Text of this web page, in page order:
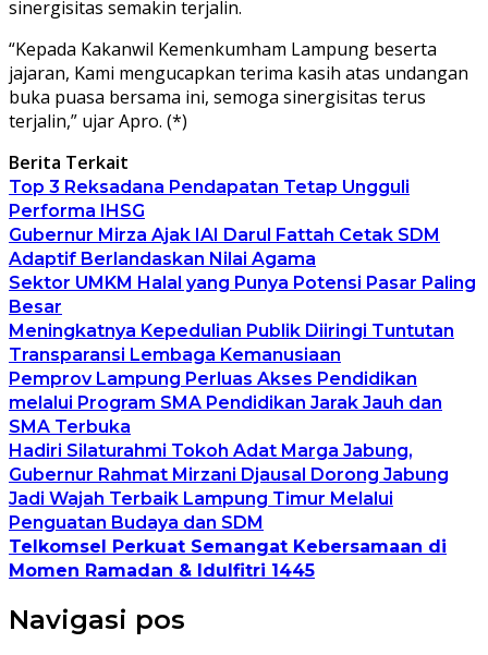
sinergisitas semakin terjalin.
“Kepada Kakanwil Kemenkumham Lampung beserta
jajaran, Kami mengucapkan terima kasih atas undangan
buka puasa bersama ini, semoga sinergisitas terus
terjalin,” ujar Apro. (*)
Berita Terkait
Top 3 Reksadana Pendapatan Tetap Ungguli
Performa IHSG
Gubernur Mirza Ajak IAI Darul Fattah Cetak SDM
Adaptif Berlandaskan Nilai Agama
Sektor UMKM Halal yang Punya Potensi Pasar Paling
Besar
Meningkatnya Kepedulian Publik Diiringi Tuntutan
Transparansi Lembaga Kemanusiaan
Pemprov Lampung Perluas Akses Pendidikan
melalui Program SMA Pendidikan Jarak Jauh dan
SMA Terbuka
Hadiri Silaturahmi Tokoh Adat Marga Jabung,
Gubernur Rahmat Mirzani Djausal Dorong Jabung
Jadi Wajah Terbaik Lampung Timur Melalui
Penguatan Budaya dan SDM
Telkomsel Perkuat Semangat Kebersamaan di
Momen Ramadan & Idulfitri 1445
Navigasi pos